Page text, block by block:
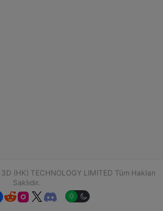
(HK) TECHNOLOGY LIMITED Tüm Hakları
Saklıdır.
  